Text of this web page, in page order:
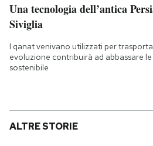
Una tecnologia dell’antica
Siviglia
I qanat venivano utilizzati per
evoluzione contribuirà ad abbassare
sostenibile
ALTRE STORIE